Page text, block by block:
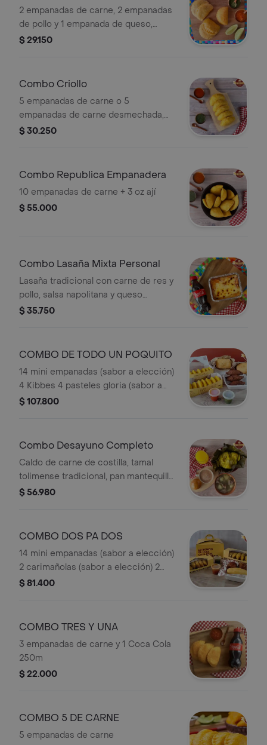
2 empanadas de carne, 2 empanadas
de pollo y 1 empanada de queso,
acompañado de 1oz de ají
$ 29.150
Combo Criollo
5 empanadas de carne o 5
empanadas de carne desmechada,
acompañado de 1oz de ají
$ 30.250
Combo Republica Empanadera
10 empanadas de carne + 3 oz ají
$ 55.000
Combo Lasaña Mixta Personal
Lasaña tradicional con carne de res y
pollo, salsa napolitana y queso
mozzarella gratinado, acompañado de
$ 35.750
COMBO DE TODO UN POQUITO
14 mini empanadas (sabor a elección)
4 Kibbes 4 pasteles gloria (sabor a
elección)
$ 107.800
Combo Desayuno Completo
Caldo de carne de costilla, tamal
tolimense tradicional, pan mantequilla,
jugo de naranja y chocolate.
$ 56.980
COMBO DOS PA DOS
14 mini empanadas (sabor a elección)
2 carimañolas (sabor a elección) 2
marranitas
$ 81.400
COMBO TRES Y UNA
3 empanadas de carne y 1 Coca Cola
250m
$ 22.000
COMBO 5 DE CARNE
5 empanadas de carne